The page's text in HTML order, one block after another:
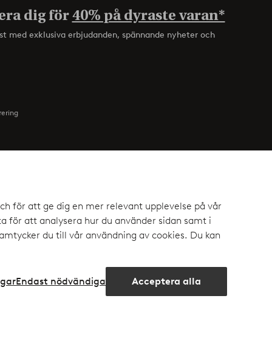
för att ge dig en mer relevant upplevelse på vår
för att analysera hur du använder sidan samt i
du till vår användning av cookies. Du kan
Acceptera alla
Endast nödvändiga
dig för40% på dyraste varan*
med exklusiva erbjudanden, spännande nyheter och
- privatkund
- företagskund
Homeroom